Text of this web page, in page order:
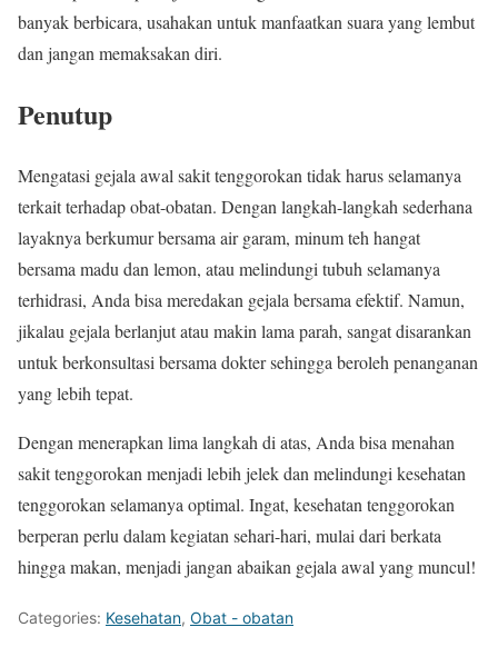
banyak berbicara, usahakan untuk manfaatkan suara yang lembut
dan jangan memaksakan diri.
Penutup
Mengatasi gejala awal sakit tenggorokan tidak harus selamanya
terkait terhadap obat-obatan. Dengan langkah-langkah sederhana
layaknya berkumur bersama air garam, minum teh hangat
bersama madu dan lemon, atau melindungi tubuh selamanya
terhidrasi, Anda bisa meredakan gejala bersama efektif. Namun,
jikalau gejala berlanjut atau makin lama parah, sangat disarankan
untuk berkonsultasi bersama dokter sehingga beroleh penanganan
yang lebih tepat.
Dengan menerapkan lima langkah di atas, Anda bisa menahan
sakit tenggorokan menjadi lebih jelek dan melindungi kesehatan
tenggorokan selamanya optimal. Ingat, kesehatan tenggorokan
berperan perlu dalam kegiatan sehari-hari, mulai dari berkata
hingga makan, menjadi jangan abaikan gejala awal yang muncul!
Categories: Kesehatan, Obat - obatan